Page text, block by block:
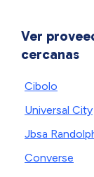
Ver
cercanas
Cibolo
Universal City
Jbsa
Converse